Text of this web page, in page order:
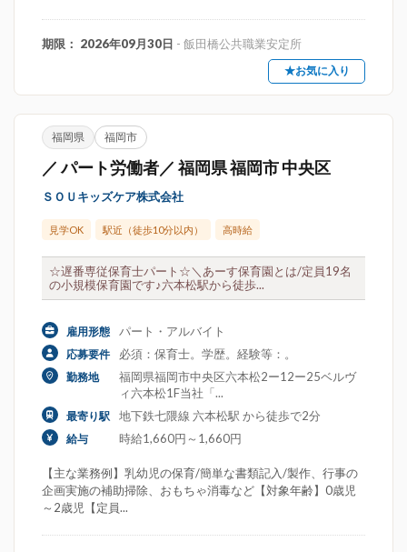
期限： 2026年09月30日 - 飯田橋公共職業安定所
★お気に入り
福岡県 福岡市
／ パート労働者／ 福岡県 福岡市 中央区
ＳＯＵキッズケア株式会社
見学OK 駅近（徒歩10分以内） 高時給
☆遅番専従保育士パート☆＼あーす保育園とは/定員19名
の小規模保育園です♪六本松駅から徒歩...
雇用形態 パート・アルバイト
応募要件 必須：保育士。学歴。経験等：。
勤務地
福岡県福岡市中央区六本松2ー12ー25ベルヴ
ィ六本松1F当社「...
最寄り駅 地下鉄七隈線 六本松駅 から徒歩で2分
給与 時給1,660円～1,660円
【主な業務例】乳幼児の保育/簡単な書類記入/製作、行事の
企画実施の補助掃除、おもちゃ消毒など【対象年齢】0歳児
～2歳児【定員...